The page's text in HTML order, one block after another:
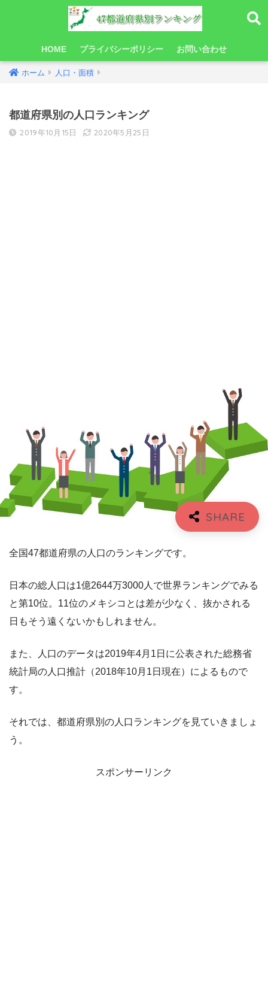
HOME プライバシーポリシー お問い合わせ
ホーム 人口・面積
都道府県別の人口ランキング
2019年10月15日 2020年5月25日
全国47都道府県の人口のランキングです。
日本の総人口は1億2644万3000人で世界ランキングでみる
と第10位。11位のメキシコとは差が少なく、抜かされる
日もそう遠くないかもしれません。
また、人口のデータは2019年4月1日に公表された総務省
統計局の人口推計（2018年10月1日現在）によるもので
す。
それでは、都道府県別の人口ランキングを見ていきましょ
う。
スポンサーリンク